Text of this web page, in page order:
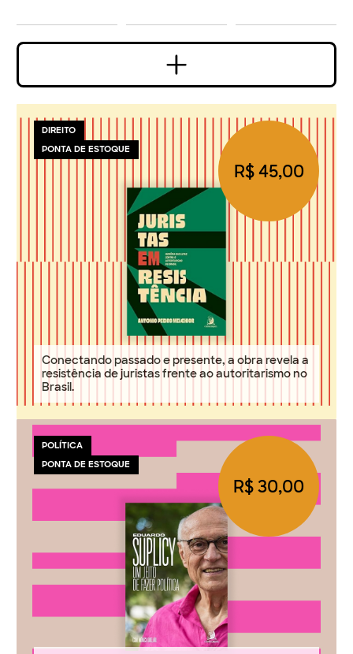
DIREITO
PONTA DE ESTOQUE
R$ 45,00
Conectando passado e presente, a obra revela a
resistência de juristas frente ao autoritarismo no
Brasil.
POLÍTICA
PONTA DE ESTOQUE
R$ 30,00